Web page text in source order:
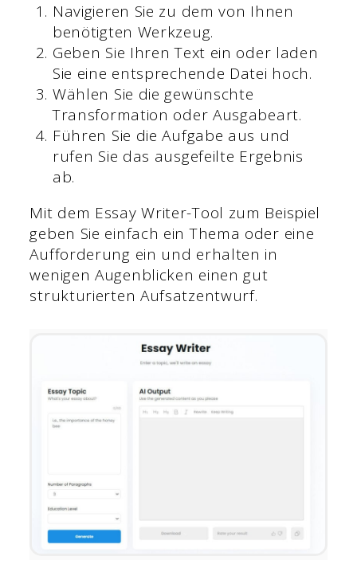
Navigieren Sie zu dem von Ihnen
benötigten Werkzeug.
Geben Sie Ihren Text ein oder laden
Sie eine entsprechende Datei hoch.
Wählen Sie die gewünschte
Transformation oder Ausgabeart.
Führen Sie die Aufgabe aus und
rufen Sie das ausgefeilte Ergebnis
ab.
Mit dem Essay Writer-Tool zum Beispiel
geben Sie einfach ein Thema oder eine
Aufforderung ein und erhalten in
wenigen Augenblicken einen gut
strukturierten Aufsatzentwurf.